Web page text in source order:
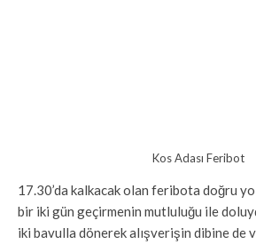
Kos Adası Feribot
17.30’da kalkacak olan feribota doğru
bir iki gün geçirmenin mutluluğu ile
iki bavulla dönerek alışverişin dibine de